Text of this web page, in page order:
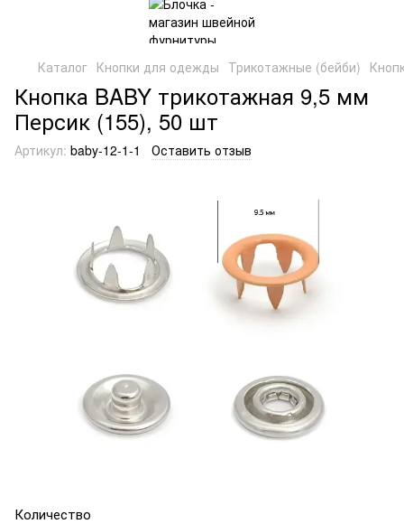
Каталог Кнопки для одежды Трикотажные (бейби)
Кнопка BABY трикотажная 9,5 мм
Персик (155), 50 шт
Артикул: baby-12-1-1 Оставить отзыв
Количество